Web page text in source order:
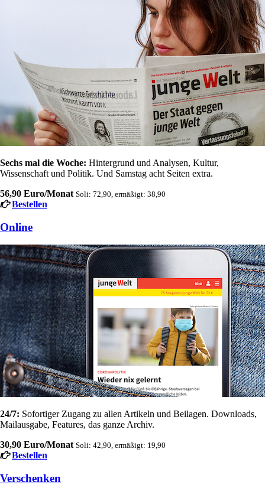
Sechs mal die Woche: Hintergrund und Analysen, Kultur,
Wissenschaft und Politik. Und Samstag acht Seiten extra.
56,90 Euro/Monat Soli: 72,90, ermäßigt: 38,90
Bestellen
Online
24/7: Sofortiger Zugang zu allen Artikeln und Beilagen. Downloads,
Mailausgabe, Features, das ganze Archiv.
30,90 Euro/Monat Soli: 42,90, ermäßigt: 19,90
Bestellen
Verschenken